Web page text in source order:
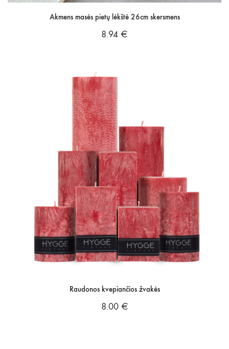
Akmens masės pietų lėkštė 26cm skersmens
8.94 €
Raudonos kvepiančios žvakės
8.00 €